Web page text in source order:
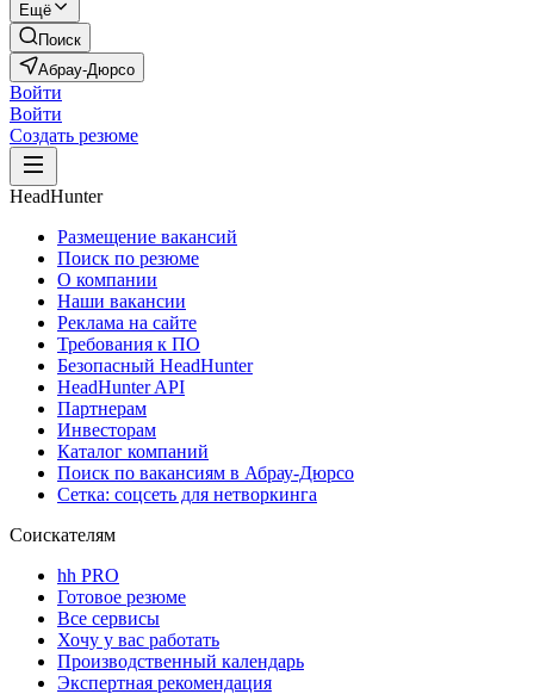
Ещё
Поиск
Абрау-Дюрсо
Войти
Войти
Создать резюме
HeadHunter
Размещение вакансий
Поиск по резюме
О компании
Наши вакансии
Реклама на сайте
Требования к ПО
Безопасный HeadHunter
HeadHunter API
Партнерам
Инвесторам
Каталог компаний
Поиск по вакансиям в Абрау-Дюрсо
Сетка: соцсеть для нетворкинга
Соискателям
hh PRO
Готовое резюме
Все сервисы
Хочу у вас работать
Производственный календарь
Экспертная рекомендация